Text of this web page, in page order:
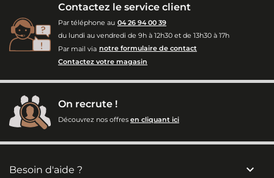
Contactez le service client
Par téléphone au 04 26 94 00 39
du lundi au vendredi de 9h à 12h30 et de 13h30 à 17h
Par mail via notre formulaire de contact
Contactez votre magasin
On recrute !
Découvrez nos offres en cliquant ici
Besoin d'aide ? 